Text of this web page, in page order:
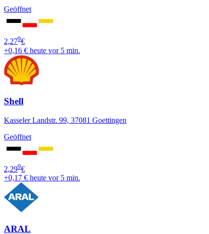
Geöffnet
2,279€
+0,16 € heute vor 5 min.
Shell
Kasseler Landstr. 99, 37081 Goettingen
Geöffnet
2,299€
+0,17 € heute vor 5 min.
ARAL